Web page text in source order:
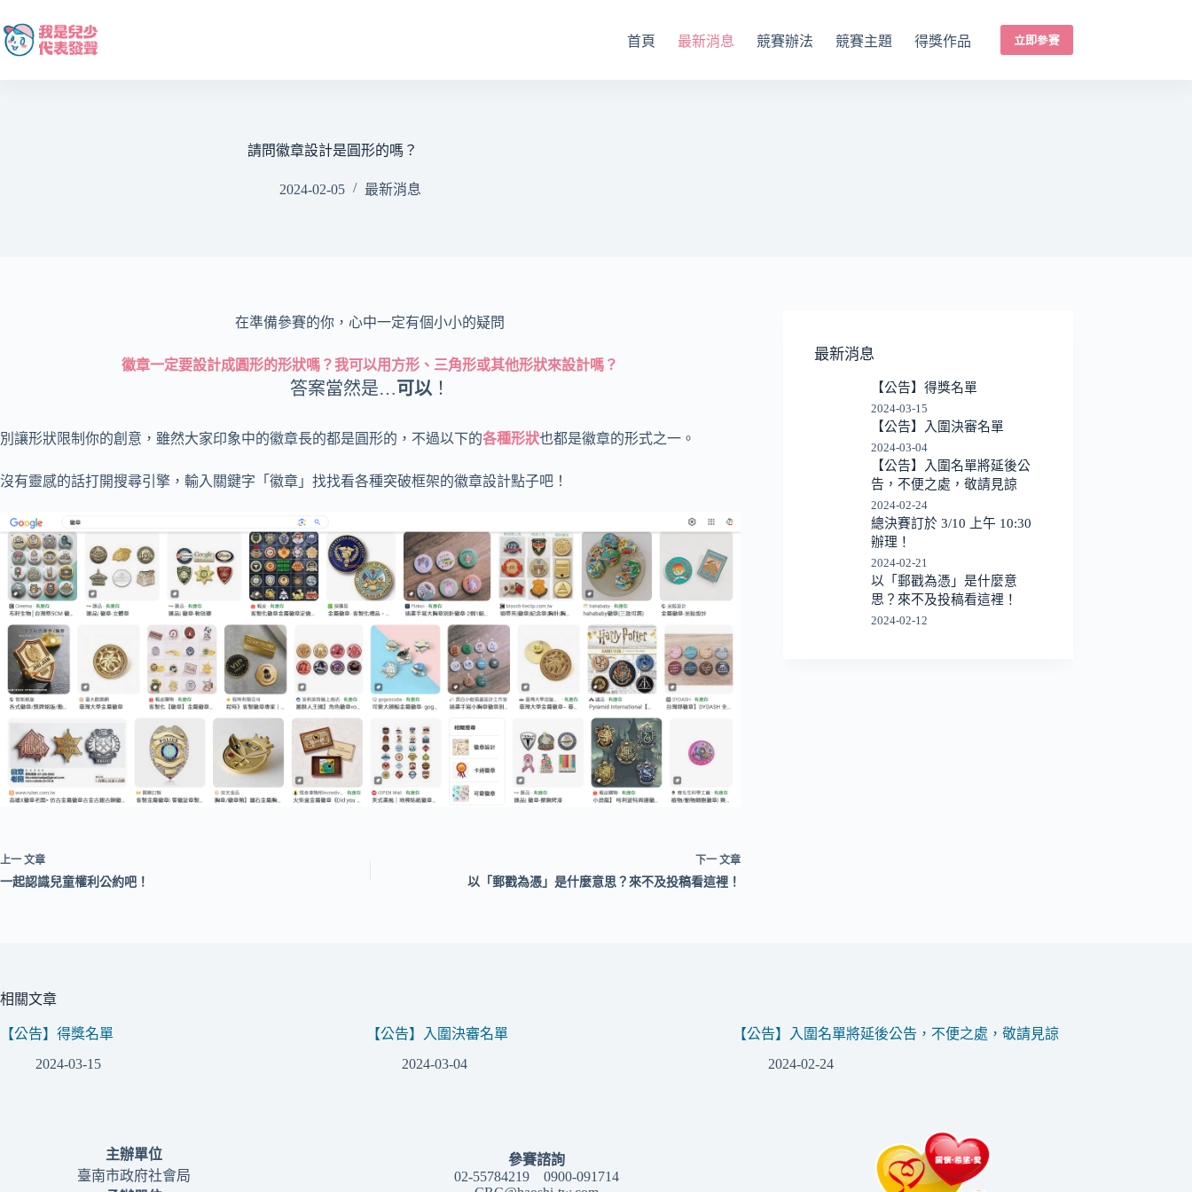
至
主
首頁 最新消息 競賽辦法 競賽主題 得獎作品 立即參賽
請問徽章設計是圓形的嗎？
2024-02-05 最新消息
在準備參賽的你，心中一定有個小小的疑問
徽章一定要設計成圓形的形狀嗎？我可以用方形、三角形或其他形狀來設計嗎？
答案當然是…可以 ！
別讓形狀限制你的創意，雖然大家印象中的徽章長的都是圓形的，不過以下的各種形狀也都是徽章的形式之一。
沒有靈感的話打開搜尋引擎，輸入關鍵字「徽章」找找看各種突破框架的徽章設計點子吧！
上一 文章
一起認識兒童權利公約吧！
下一 文章
以「郵戳為憑」是什麼意思？來不及投稿看這裡！
最新消息
【公告】得獎名單
2024-03-15
【公告】入圍決審名單
2024-03-04
【公告】入圍名單將延後公
告，不便之處，敬請見諒
2024-02-24
總決賽訂於 3/10 上午 10:30
辦理！
2024-02-21
以「郵戳為憑」是什麼意
思？來不及投稿看這裡！
2024-02-12
相關文章
【公告】得獎名單
2024-03-15
【公告】入圍決審名單
2024-03-04
【公告】入圍名單將延後公告，不便之處，敬請見諒
2024-02-24
主辦單位
臺南市政府社會局
參賽諮詢
02-55784219 0900-091714